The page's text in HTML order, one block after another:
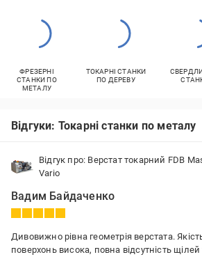
ФРЕЗЕРНІ
СТАНКИ ПО
МЕТАЛУ
ТОКАРНІ СТАНКИ
ПО ДЕРЕВУ
Відгуки: Токарні станки по металу
Відгук про: Верстат токарний FDB
Vario
Вадим Байдаченко
Дивовижно рівна геометрія верстата.
поверхонь висока, повна відсутність